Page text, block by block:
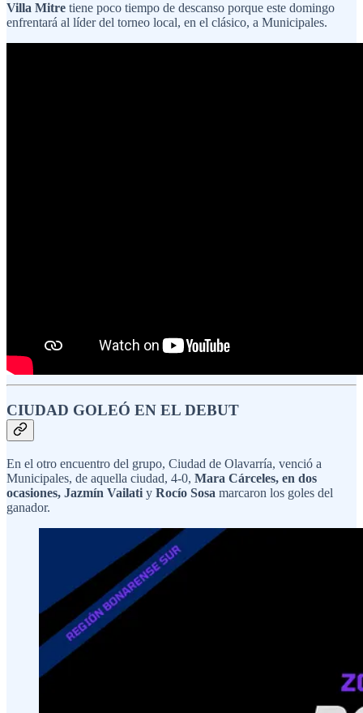
Villa Mitre tiene poco tiempo de descanso porque este domingo
enfrentará al líder del torneo local, en el clásico, a Municipales.
CIUDAD GOLEÓ EN EL DEBUT
En el otro encuentro del grupo, Ciudad de Olavarría, venció a
Municipales, de aquella ciudad, 4-0, Mara Cárceles, en dos
ocasiones, Jazmín Vailati y Rocío Sosa marcaron los goles del
ganador.